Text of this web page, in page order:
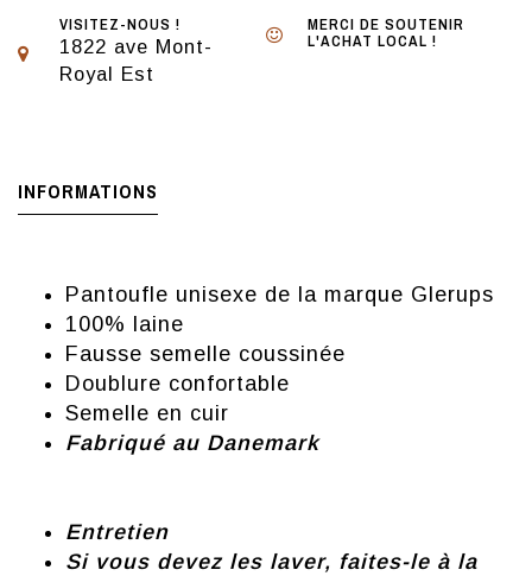
VISITEZ-NOUS !
1822 ave Mont-
Royal Est
MERCI DE SOUTENIR
L'ACHAT LOCAL !
INFORMATIONS
Pantoufle unisexe de la marque Glerups
100% laine
Fausse semelle coussinée
Doublure confortable
Semelle en cuir
Fabriqué au Danemark
Entretien
Si vous devez les laver, faites-le à la